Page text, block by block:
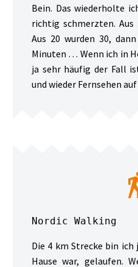
Bein. Das wiederholte
richtig schmerzten. Aus
Aus 20 wurden 30,
Minuten … Wenn ich in
ja sehr häufig der Fall
und wieder Fernsehen
Nordic Walking
Die 4 km Strecke bin ich
Hause war, gelaufen.